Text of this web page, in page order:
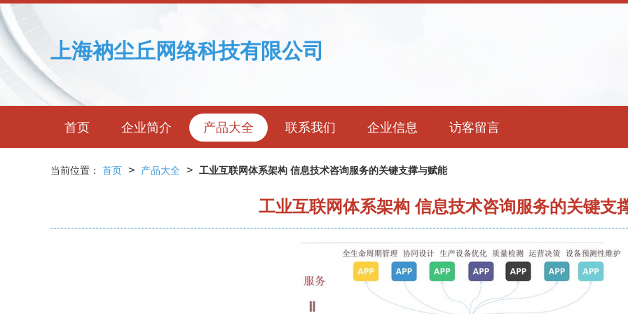
上海衲尘丘网络科技有限公司
首页 企业简介 产品大全 联系我们 企业信息 访客留言
当前位置： 首页 > 产品大全 > 工业互联网体系架构 信息技术咨询服务的关键支撑与赋能
工业互联网体系架构 信息技术咨询服务的关键支